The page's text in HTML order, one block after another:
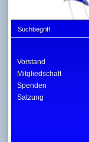
Vorstand
Mitgliedschaft
Spenden
Satzung